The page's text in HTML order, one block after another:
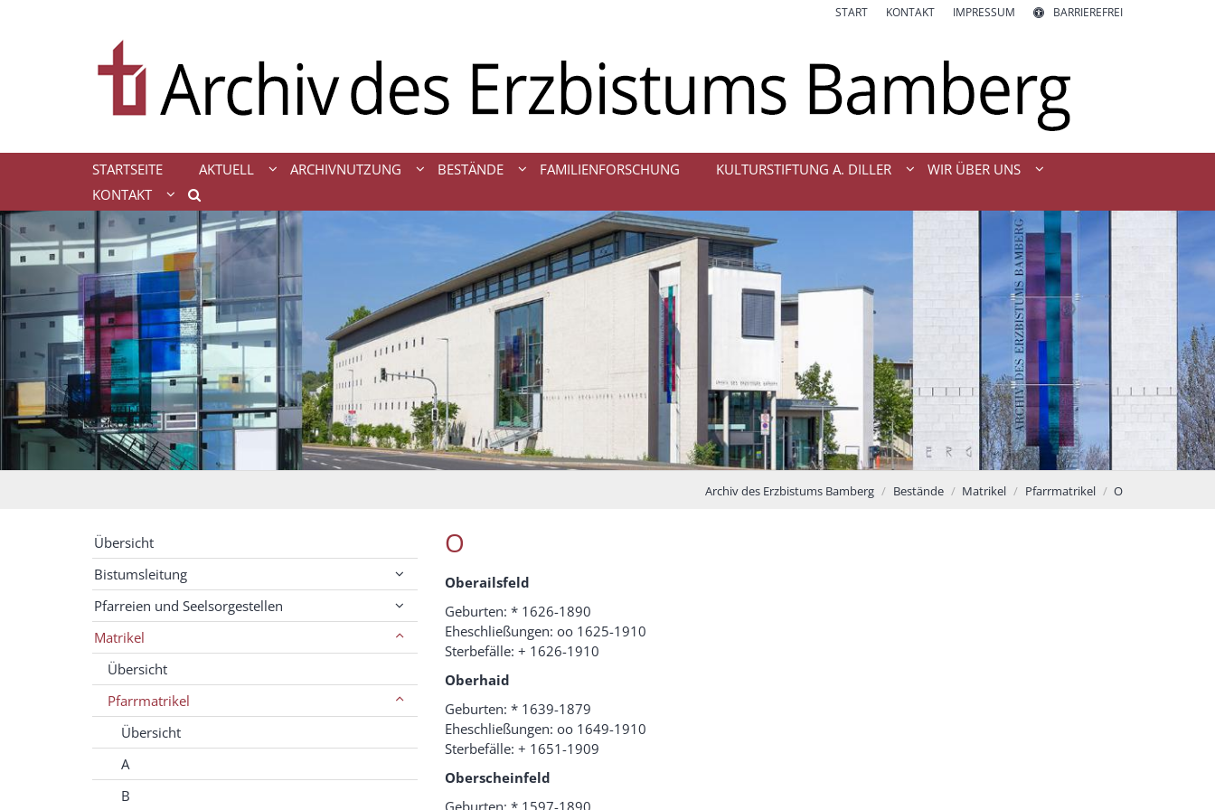
START KONTAKT IMPRESSUM BARRIEREFREI
STARTSEITE AKTUELL ARCHIVNUTZUNG BESTÄNDE FAMILIENFORSCHUNG KULTURSTIFTUNG A. DILLER
WIR ÜBER UNS
KONTAKT
Archiv des Erzbistums Bamberg Bestände Matrikel Pfarrmatrikel O
O
Oberailsfeld
Geburten: * 1626-1890
Eheschließungen: oo 1625-1910
Sterbefälle: + 1626-1910
Oberhaid
Geburten: * 1639-1879
Eheschließungen: oo 1649-1910
Sterbefälle: + 1651-1909
Oberscheinfeld
Übersicht
Bistumsleitung
Pfarreien und Seelsorgestellen
Matrikel
Übersicht
Pfarrmatrikel
Übersicht
A
B